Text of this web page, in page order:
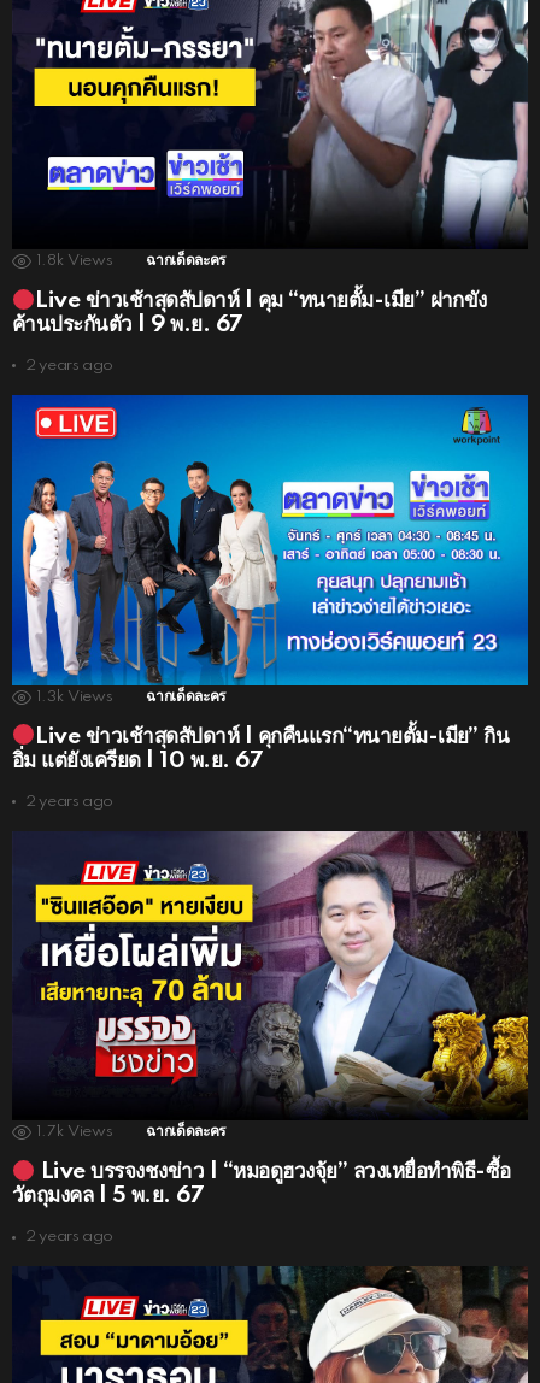
1.8k Views ฉากเด็ดละคร
Live ข่าวเช้าสุดสัปดาห์ | คุม “ทนายตั้ม-เมีย” ฝากขัง
ค้านประกันตัว | 9 พ.ย. 67
2 years ago
1.3k Views ฉากเด็ดละคร
Live ข่าวเช้าสุดสัปดาห์ | คุกคืนแรก“ทนายตั้ม-เมีย” กิน
อิ่ม แต่ยังเครียด | 10 พ.ย. 67
2 years ago
1.7k Views ฉากเด็ดละคร
Live บรรจงชงข่าว | “หมอดูฮวงจุ้ย” ลวงเหยื่อทำพิธี-ซื้อ
วัตถุมงคล | 5 พ.ย. 67
2 years ago